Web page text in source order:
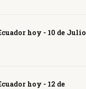
hoy - 10 de Julio
hoy - 12 de